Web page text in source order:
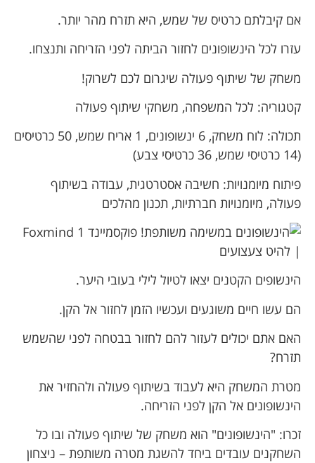
אם קיבלתם כרטיס של שמש, היא תזרח מהר יותר.
עזרו לכל הינשופונים לחזור הביתה לפני הזריחה ותנצחו.
משחק של שיתוף פעולה שיגרום לכם לשרוק!
קטגוריה: לכל המשפחה, משחקי שיתוף פעולה
תכולה: לוח משחק, 6 ינשופונים, 1 אריח שמש, 50 כרטיסים
(14 כרטיסי שמש, 36 כרטיסי צבע)
פיתוח מיומנויות: חשיבה אסטרטגית, עבודה בשיתוף
פעולה, מיומנויות חברתיות, תכנון מהלכים
הינשופים הקטנים יצאו לטיול לילי בעובי היער.
הם עשו חיים משוגעים ועכשיו הזמן לחזור אל הקן.
האם אתם יכולים לעזור להם לחזור בבטחה לפני שהשמש
תזרח?
מטרת המשחק היא לעבוד בשיתוף פעולה ולהחזיר את
הינשופונים אל הקן לפני הזריחה.
זכרו: "הינשופונים" הוא משחק של שיתוף פעולה ובו כל
השחקנים עובדים ביחד להשגת מטרה משותפת – ניצחון